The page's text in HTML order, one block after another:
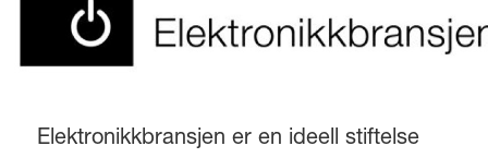
Elektronikkbransjen er en ideell stiftelse